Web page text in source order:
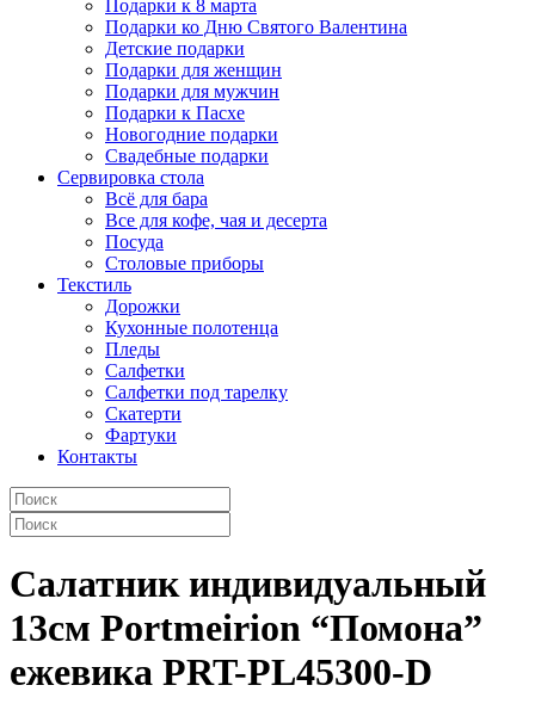
Подарки к 8 марта
Подарки ко Дню Святого Валентина
Детские подарки
Подарки для женщин
Подарки для мужчин
Подарки к Пасхе
Новогодние подарки
Свадебные подарки
Сервировка стола
Всё для бара
Все для кофе, чая и десерта
Посуда
Столовые приборы
Текстиль
Дорожки
Кухонные полотенца
Пледы
Салфетки
Салфетки под тарелку
Скатерти
Фартуки
Контакты
Салатник индивидуальный
13см Portmeirion “Помона”
ежевика PRT-PL45300-D